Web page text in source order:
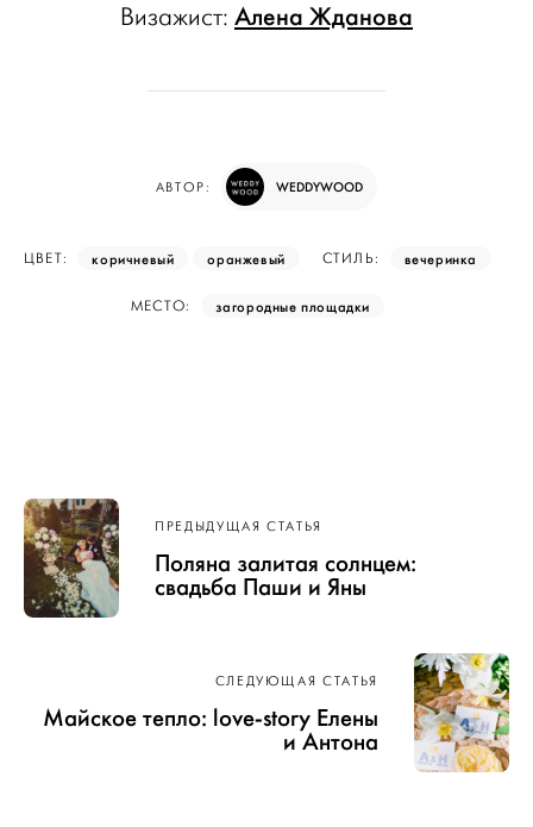
Визажист: Алена Жданова
АВТОР: WEDDYWOOD
ЦВЕТ: коричневый оранжевый СТИЛЬ: вечеринка
МЕСТО: загородные площадки
Навигация
по записям
ПРЕДЫДУЩАЯ СТАТЬЯ
Поляна залитая солнцем:
свадьба Паши и Яны
СЛЕДУЮЩАЯ СТАТЬЯ
Майское тепло: love-story Елены
и Антона